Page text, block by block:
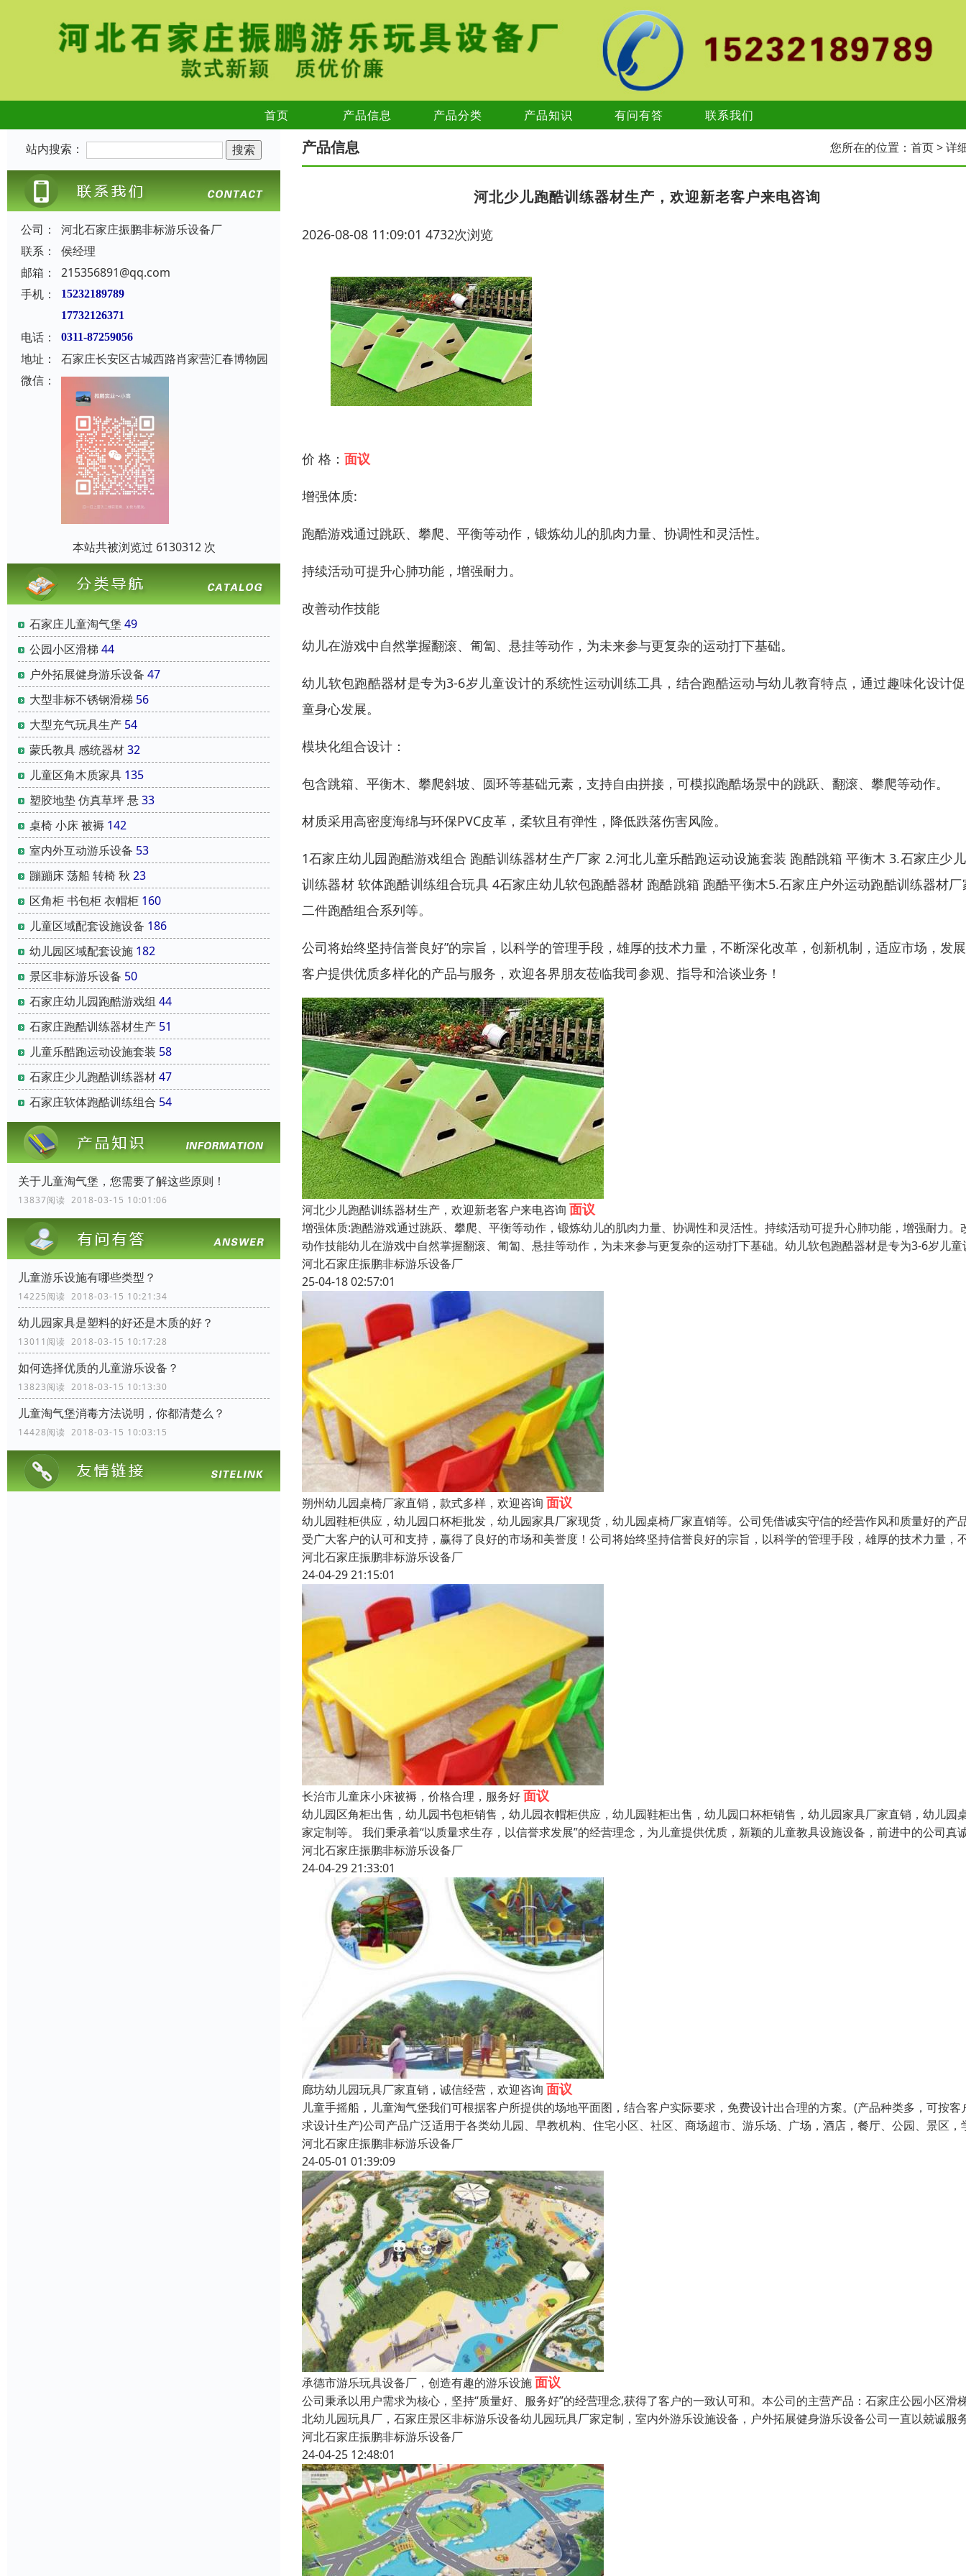
首页 产品信息 产品分类 产品知识 有问有答 联系我们
站内搜索：
公司：
河北石家庄振鹏非标游乐设备厂
联系：
侯经理
邮箱：
215356891@qq.com
手机：
15232189789
17732126371
电话： 0311-87259056
地址：
石家庄长安区古城西路肖家营汇春博物园
微信：
本站共被浏览过 6130312 次
石家庄儿童淘气堡 49
公园小区滑梯 44
户外拓展健身游乐设备 47
大型非标不锈钢滑梯 56
大型充气玩具生产 54
蒙氏教具 感统器材32
儿童区角木质家具 135
塑胶地垫 仿真草坪 悬33
桌椅 小床 被褥 142
室内外互动游乐设备 53
蹦蹦床 荡船 转椅 秋 23
区角柜 书包柜 衣帽柜 160
儿童区域配套设施设备 186
幼儿园区域配套设施 182
景区非标游乐设备 50
石家庄幼儿园跑酷游戏组 44
石家庄跑酷训练器材生产 51
儿童乐酷跑运动设施套装 58
石家庄少儿跑酷训练器材47
石家庄软体跑酷训练组合 54
关于儿童淘气堡，您需要了解这些原则！
13837阅读 2018-03-15 10:01:06
儿童游乐设施有哪些类型？
14225阅读 2018-03-15 10:21:34
幼儿园家具是塑料的好还是木质的好？
13011阅读 2018-03-15 10:17:28
如何选择优质的儿童游乐设备？
13823阅读 2018-03-15 10:13:30
儿童淘气堡消毒方法说明，你都清楚么？
14428阅读 2018-03-15 10:03:15
产品信息 您所在的位置： 首页> 详
河北少儿跑酷训练器材生产，欢迎新老客户来电咨询
2026-08-08 11:09:01 4732次浏览
价 格： 面议
增强体质:
跑酷游戏通过跳跃、攀爬、平衡等动作，锻炼幼儿的肌肉力量、协调性和灵活性。
持续活动可提升心肺功能，增强耐力。
改善动作技能
幼儿在游戏中自然掌握翻滚、匍匐、悬挂等动作，为未来参与更复杂的运动打下基础。
幼儿软包跑酷器材是专为3-6岁儿童设计的系统性运动训练工具，结合跑酷运动与幼儿教育特点，通过趣味化设计
童身心发展。
模块化组合设计：
包含跳箱、平衡木、攀爬斜坡、圆环等基础元素，支持自由拼接，可模拟跑酷场景中的跳跃、翻滚、攀爬等动作。
材质采用高密度海绵与环保PVC皮革，柔软且有弹性，降低跌落伤害风险。
1石家庄幼儿园跑酷游戏组合 跑酷训练器材生产厂家 2.河北儿童乐酷跑运动设施套装 跑酷跳箱 平衡木 3.石家庄少
训练器材 软体跑酷训练组合玩具 4石家庄幼儿软包跑酷器材 跑酷跳箱 跑酷平衡木5.石家庄户外运动跑酷训练器材厂
二件跑酷组合系列等。
公司将始终坚持信誉良好”的宗旨，以科学的管理手段，雄厚的技术力量，不断深化改革，创新机制，适应市场，发
客户提供优质多样化的产品与服务，欢迎各界朋友莅临我司参观、指导和洽谈业务！
河北少儿跑酷训练器材生产，欢迎新老客户来电咨询 面议
增强体质:跑酷游戏通过跳跃、攀爬、平衡等动作，锻炼幼儿的肌肉力量、协调性和灵活性。持续活动可提升心肺功能，增强耐力。
动作技能幼儿在游戏中自然掌握翻滚、匍匐、悬挂等动作，为未来参与更复杂的运动打下基础。幼儿软包跑酷器材是专为3-6岁儿童
河北石家庄振鹏非标游乐设备厂
25-04-18 02:57:01
朔州幼儿园桌椅厂家直销，款式多样，欢迎咨询 面议
幼儿园鞋柜供应，幼儿园口杯柜批发，幼儿园家具厂家现货，幼儿园桌椅厂家直销等。公司凭借诚实守信的经营作风和质量好的产
受广大客户的认可和支持，赢得了良好的市场和美誉度！公司将始终坚持信誉良好的宗旨，以科学的管理手段，雄厚的技术力量，
河北石家庄振鹏非标游乐设备厂
24-04-29 21:15:01
长治市儿童床小床被褥，价格合理，服务好面议
幼儿园区角柜出售，幼儿园书包柜销售，幼儿园衣帽柜供应，幼儿园鞋柜出售，幼儿园口杯柜销售，幼儿园家具厂家直销，幼儿园
家定制等。 我们秉承着“以质量求生存，以信誉求发展”的经营理念，为儿童提供优质，新颖的儿童教具设施设备，前进中的公司真
河北石家庄振鹏非标游乐设备厂
24-04-29 21:33:01
廊坊幼儿园玩具厂家直销，诚信经营，欢迎咨询 面议
儿童手摇船，儿童淘气堡我们可根据客户所提供的场地平面图，结合客户实际要求，免费设计出合理的方案。(产品种类多，可按客
求设计生产)公司产品广泛适用于各类幼儿园、早教机构、住宅小区、社区、商场超市、游乐场、广场，酒店，餐厅、公园、景区，
河北石家庄振鹏非标游乐设备厂
24-05-01 01:39:09
承德市游乐玩具设备厂，创造有趣的游乐设施面议
公司秉承以用户需求为核心，坚持“质量好、服务好”的经营理念,获得了客户的一致认可和。本公司的主营产品：石家庄公园小区滑
北幼儿园玩具厂，石家庄景区非标游乐设备幼儿园玩具厂家定制，室内外游乐设施设备，户外拓展健身游乐设备公司一直以兢诚服
河北石家庄振鹏非标游乐设备厂
24-04-25 12:48:01